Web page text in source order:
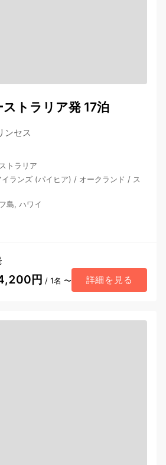
トラリア発 17泊
ンセス
トラリア
ランズ (パイヒア) / オークランド / ス
島, ハワイ
円 / 1名 〜 詳細を見る